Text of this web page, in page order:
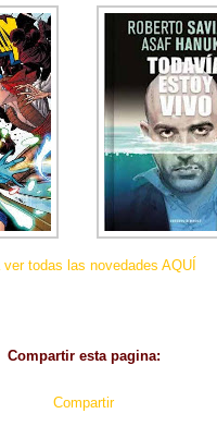
ver todas las novedades AQUÍ
Compartir esta pagina:
Compartir